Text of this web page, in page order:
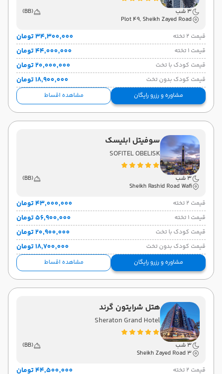
3 شب
(BB)
Plot 49, Sheikh Zayed Road
قیمت 2 تخته
۳۴٬۳۰۰٬۰۰۰ تومان
قیمت 1 تخته ۴۴٬۰۰۰٬۰۰۰ تومان
قیمت کودک با تخت ۲۰٬۰۰۰٬۰۰۰ تومان
قیمت کودک بدون تخت ۱۸٬۹۰۰٬۰۰۰ تومان
مشاوره و رزرو رایگان مشاهده اقساط
سوفیتل ابلیسک
SOFITEL OBELISK
3 شب
(BB)
Sheikh Rashid Road Wafi
قیمت 2 تخته
۴۳٬۰۰۰٬۰۰۰ تومان
قیمت 1 تخته ۵۶٬۹۰۰٬۰۰۰ تومان
قیمت کودک با تخت ۲۰٬۹۰۰٬۰۰۰ تومان
قیمت کودک بدون تخت ۱۸٬۷۰۰٬۰۰۰ تومان
مشاوره و رزرو رایگان مشاهده اقساط
هتل شرایتون گرند
Sheraton Grand Hotel
3 شب
(BB)
Sheikh Zayed Road 3
قیمت 2 تخته
۴۴٬۵۰۰٬۰۰۰ تومان